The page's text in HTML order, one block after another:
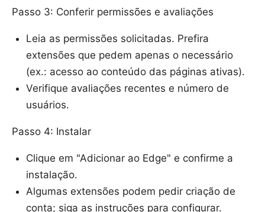
Passo 3: Conferir permissões e avaliações
Leia as permissões solicitadas. Prefira
extensões que pedem apenas o necessário
(ex.: acesso ao conteúdo das páginas ativas).
Verifique avaliações recentes e número de
usuários.
Passo 4: Instalar
Clique em "Adicionar ao Edge" e confirme a
instalação.
Algumas extensões podem pedir criação de
conta; siga as instruções para configurar.